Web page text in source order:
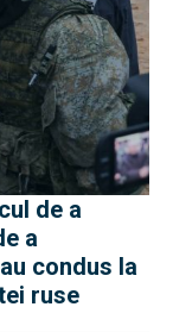
de a
a
condus la
ruse